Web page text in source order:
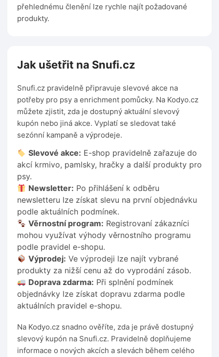
přehlednému členění lze rychle najít požadované
produkty.
Jak ušetřit na Snufi.cz
Snufi.cz pravidelně připravuje slevové akce na
potřeby pro psy a enrichment pomůcky. Na Kodyo.cz
můžete zjistit, zda je dostupný aktuální slevový
kupón nebo jiná akce. Vyplatí se sledovat také
sezónní kampaně a výprodeje.
Slevové akce: E-shop pravidelně zařazuje do
akcí krmivo, pamlsky, hračky a další produkty pro
psy.
Newsletter: Po přihlášení k odběru
newsletteru lze získat slevu na první objednávku
podle aktuálních podmínek.
Věrnostní program: Registrovaní zákazníci
mohou využívat výhody věrnostního programu
podle pravidel e-shopu.
Výprodej: Ve výprodeji lze najít vybrané
produkty za nižší cenu až do vyprodání zásob.
Doprava zdarma: Při splnění podmínek
objednávky lze získat dopravu zdarma podle
aktuálních pravidel e-shopu.
Na Kodyo.cz snadno ověříte, zda je právě dostupný
slevový kupón na Snufi.cz. Pravidelně doplňujeme
informace o nových akcích a slevách během celého